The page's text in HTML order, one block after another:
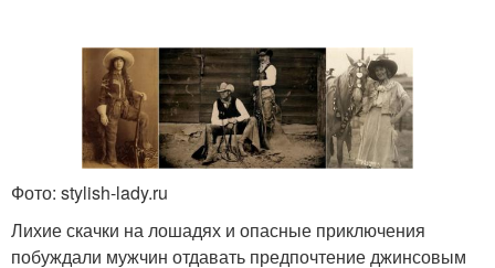
Фото: stylish-lady.ru
Лихие скачки на лошадях и опасные приключения
побуждали мужчин отдавать предпочтение джинсовым